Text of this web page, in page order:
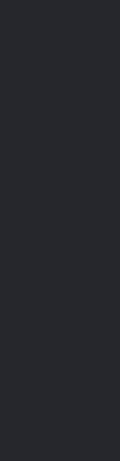
SÌ e del NO
della città”,